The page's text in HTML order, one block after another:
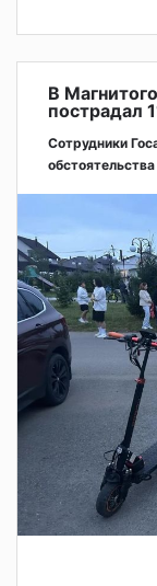
В
пострадал
Сотрудники